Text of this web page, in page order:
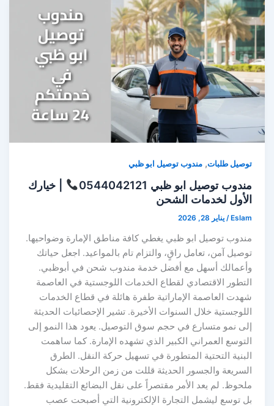
توصيل طلبات,مندوب توصيل ابو ظبي
مندوب توصيل ابو ظبي 0544042121
| خيارك
الأول لخدمات الشحن
Eslam
/يناير 28, 2026
مندوب توصيل ابو ظبي يغطي كافة مناطق الإمارة وضواحيها.
توصيل آمن، تعامل راقٍ، والتزام تام بالمواعيد. اجعل حياتك
وأعمالك أسهل مع أفضل خدمة مندوب شحن في أبوظبي.
التطور الاقتصادي لقطاع الخدمات اللوجستية في العاصمة
شهدت العاصمة الإماراتية طفرة هائلة في قطاع الخدمات
اللوجستية خلال السنوات الأخيرة. تشير الإحصائيات الحديثة
إلى نمو متسارع في حجم سوق التوصيل. يعود هذا النمو إلى
التوسع العمراني الكبير الذي تشهده الإمارة. كما ساهمت
البنية التحتية المتطورة في تسهيل حركة النقل. الطرق
السريعة والجسور الحديثة قللت من زمن الرحلات بشكل
ملحوظ. لم يعد الأمر مقتصراً على نقل البضائع التقليدية فقط.
بل توسع ليشمل التجارة الإلكترونية التي أصبحت عصب